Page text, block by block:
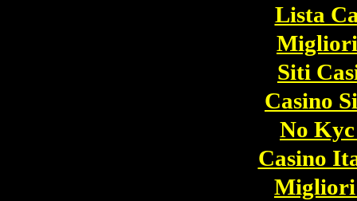
Lista
Migliori
Siti
Casino
No
Casino
Migliori